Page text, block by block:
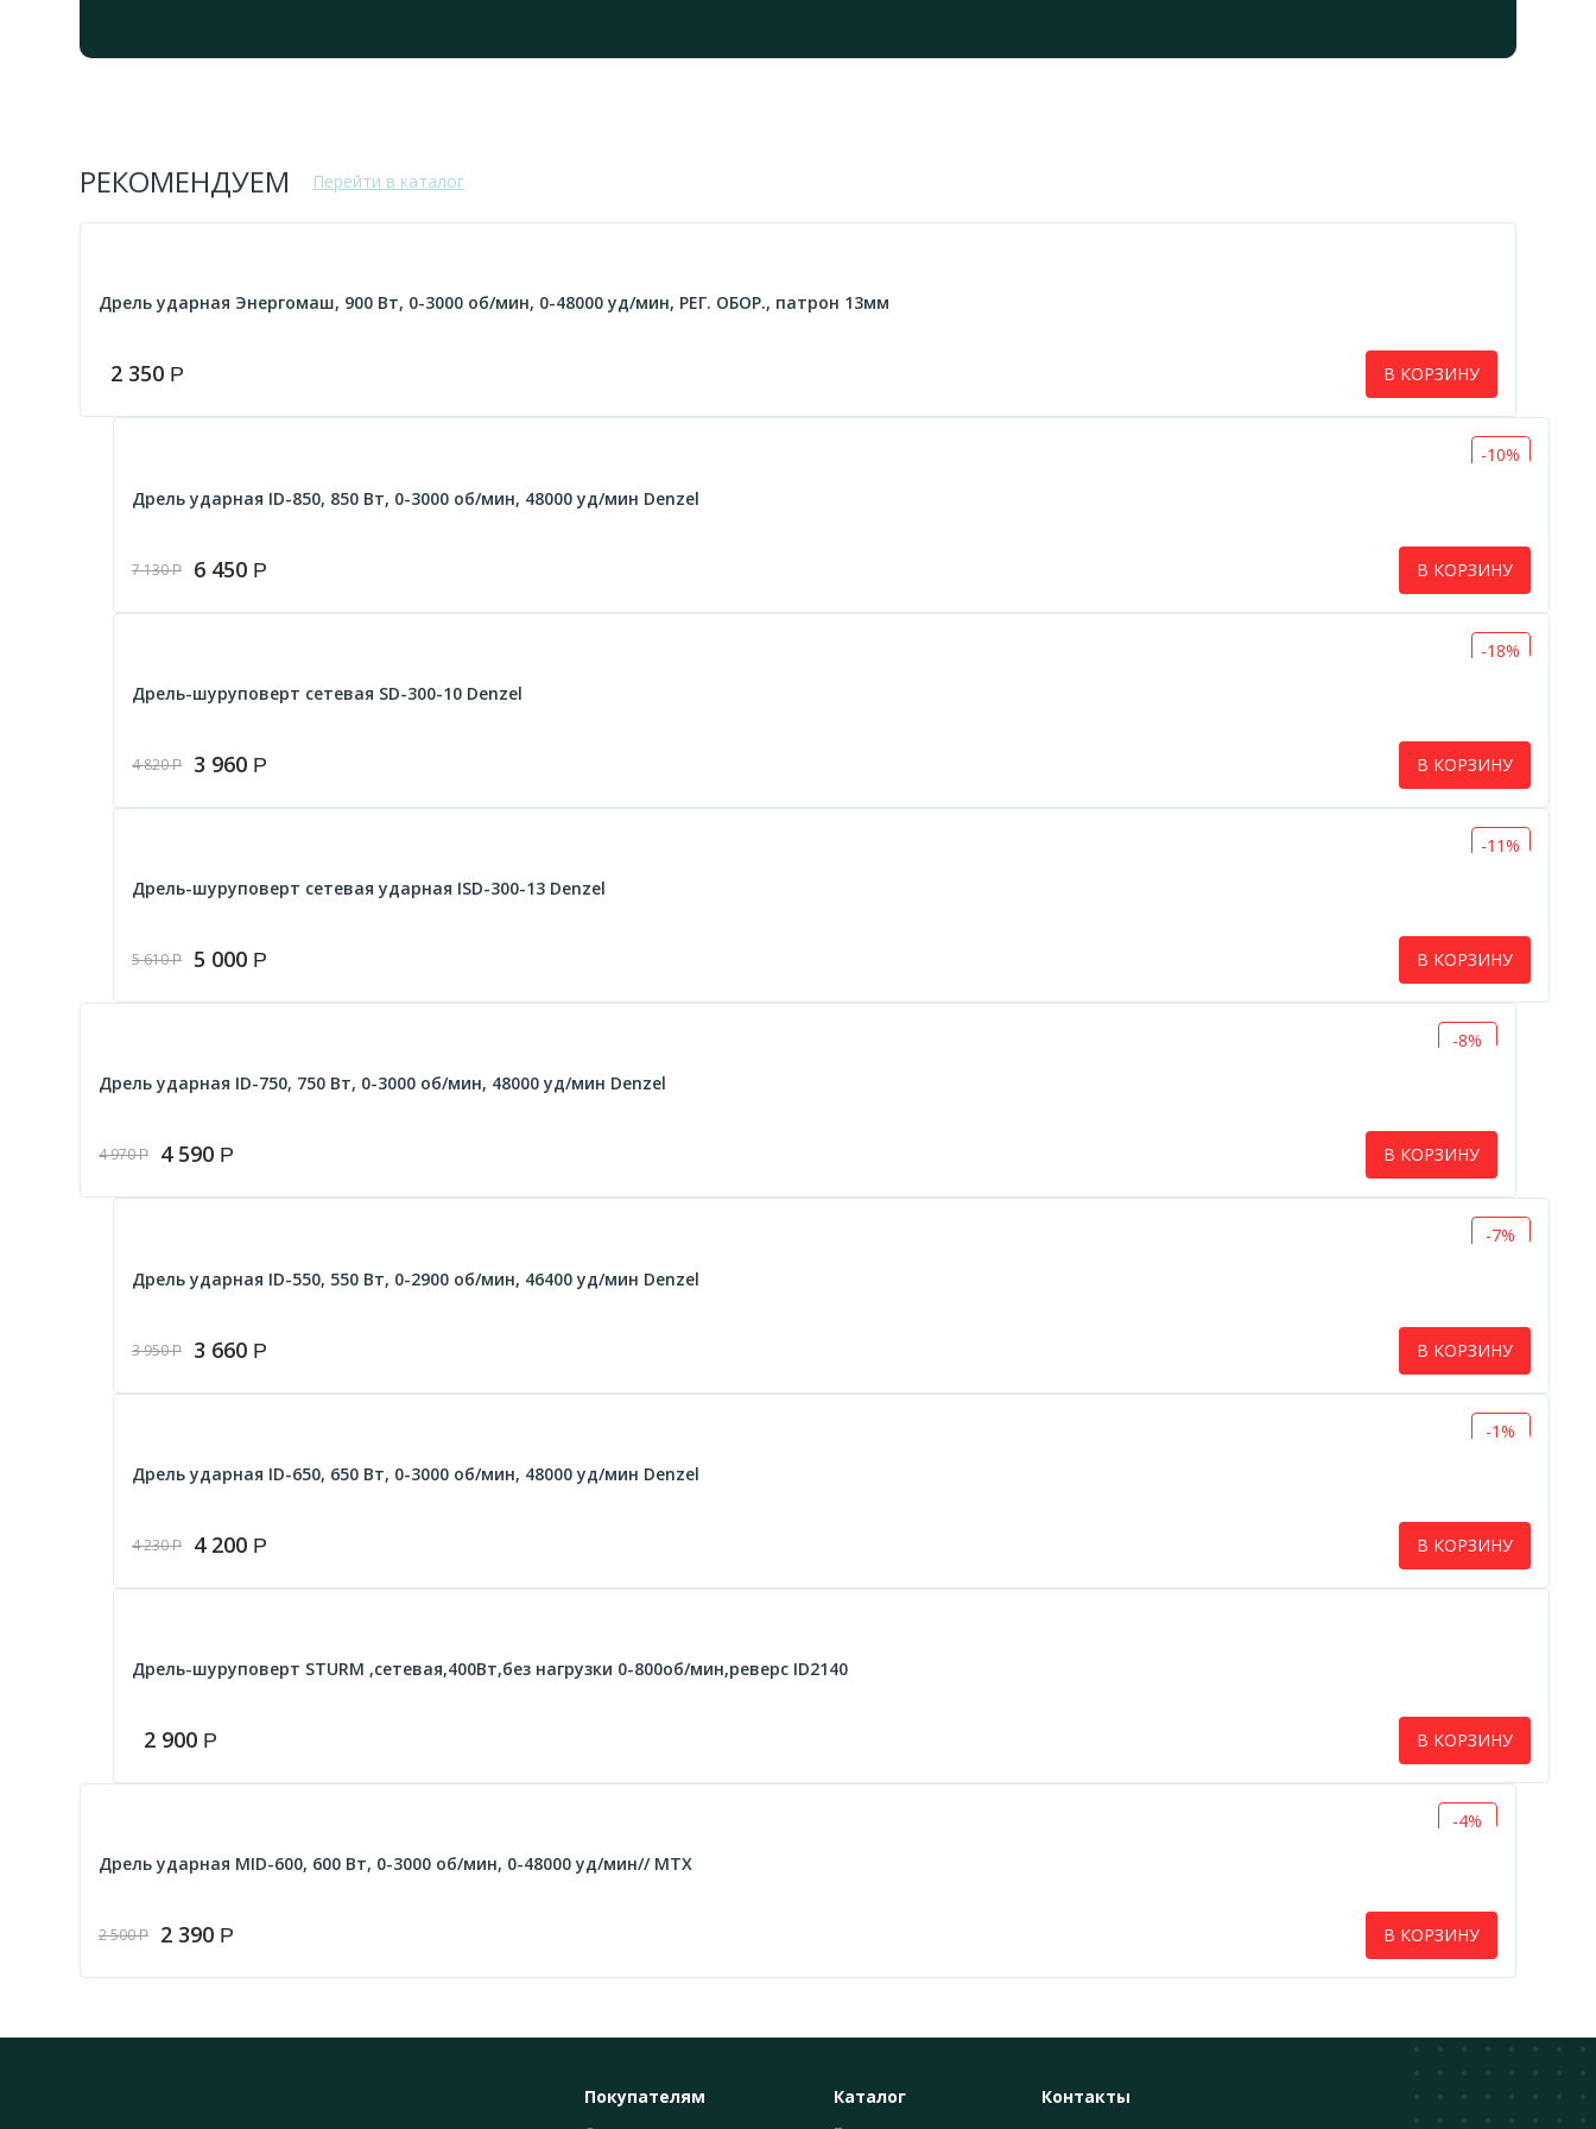
РЕКОМЕНДУЕМ Перейти в каталог
Дрель ударная Энергомаш, 900 Вт, 0-3000 об/мин, 0-48000 уд/мин, РЕГ. ОБОР., патрон 13мм
2 350 Р В КОРЗИНУ
-10%
Дрель ударная ID-850, 850 Вт, 0-3000 об/мин, 48000 уд/мин Denzel
7 130Р 6 450 Р В КОРЗИНУ
-18%
Дрель-шуруповерт сетевая SD-300-10 Denzel
4 820Р 3 960 Р В КОРЗИНУ
-11%
Дрель-шуруповерт сетевая ударная ISD-300-13 Denzel
5 610Р 5 000 Р В КОРЗИНУ
-8%
Дрель ударная ID-750, 750 Вт, 0-3000 об/мин, 48000 уд/мин Denzel
4 970Р 4 590 Р В КОРЗИНУ
-7%
Дрель ударная ID-550, 550 Вт, 0-2900 об/мин, 46400 уд/мин Denzel
3 950Р 3 660 Р В КОРЗИНУ
-1%
Дрель ударная ID-650, 650 Вт, 0-3000 об/мин, 48000 уд/мин Denzel
4 230Р 4 200 Р В КОРЗИНУ
Дрель-шуруповерт STURM ,сетевая,400Вт,без нагрузки 0-800об/мин,реверс ID2140
2 900 Р В КОРЗИНУ
-4%
Дрель ударная MID-600, 600 Вт, 0-3000 об/мин, 0-48000 уд/мин// MTX
2 500Р 2 390 Р В КОРЗИНУ
Покупателям Каталог Контакты